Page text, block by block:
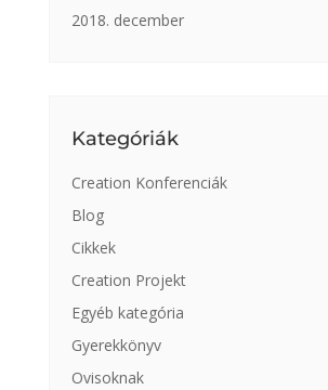
2018. december
Kategóriák
Creation Konferenciák
Blog
Cikkek
Creation Projekt
Egyéb kategória
Gyerekkönyv
Ovisoknak